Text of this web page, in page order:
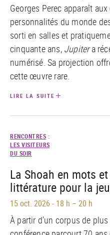
Georges Perec apparaît
personnalités du monde
sorti en salles et
cinquante ans, Jupitera
numérisé. Sa projection
cette œuvre rare.
LIRE LA SUITE
RENCONTRES :
LES VISITEURS
DU SOIR
La Shoah en mots
littérature pour la
15 oct. 2026 - 18 h – 20 h
À partir d’un corpus de